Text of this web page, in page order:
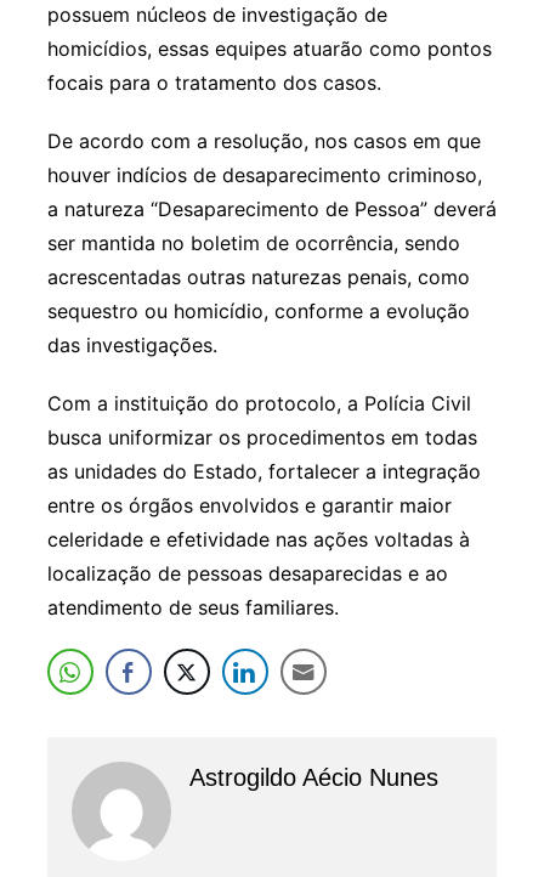
possuem núcleos de investigação de
homicídios, essas equipes atuarão como pontos
focais para o tratamento dos casos.
De acordo com a resolução, nos casos em que
houver indícios de desaparecimento criminoso,
a natureza “Desaparecimento de Pessoa” deverá
ser mantida no boletim de ocorrência, sendo
acrescentadas outras naturezas penais, como
sequestro ou homicídio, conforme a evolução
das investigações.
Com a instituição do protocolo, a Polícia Civil
busca uniformizar os procedimentos em todas
as unidades do Estado, fortalecer a integração
entre os órgãos envolvidos e garantir maior
celeridade e efetividade nas ações voltadas à
localização de pessoas desaparecidas e ao
atendimento de seus familiares.
Astrogildo Aécio Nunes